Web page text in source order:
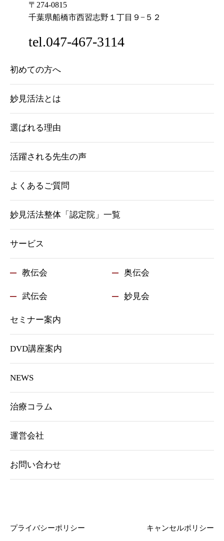
〒274-0815
千葉県船橋市西習志野１丁目９−５２
tel.047-467-3114
初めての方へ
妙見活法とは
選ばれる理由
活躍される先生の声
よくあるご質問
妙見活法整体「認定院」一覧
サービス
教伝会 奥伝会
武伝会 妙見会
セミナー案内
DVD講座案内
NEWS
治療コラム
運営会社
お問い合わせ
プライバシーポリシー キャンセルポリシー